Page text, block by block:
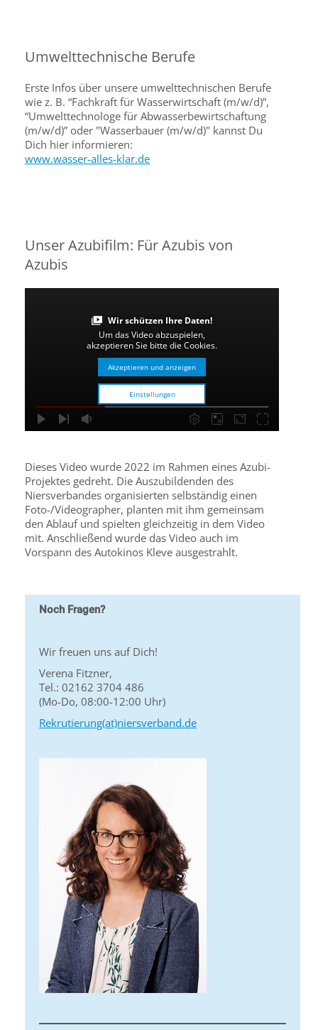
Umwelttechnische Berufe
Erste Infos über unsere umwelttechnischen Berufe
wie z. B. “Fachkraft für Wasserwirtschaft (m/w/d)”,
“Umwelttechnologe für Abwasserbewirtschaftung
(m/w/d)” oder "Wasserbauer (m/w/d)" kannst Du
Dich hier informieren:
www.wasser-alles-klar.de
Unser Azubifilm: Für Azubis von
Azubis
Wir schützen Ihre Daten!
Um das Video abzuspielen,
akzeptieren Sie bitte die Cookies.
Akzeptieren und anzeigen
Einstellungen
Dieses Video wurde 2022 im Rahmen eines Azubi-
Projektes gedreht. Die Auszubildenden des
Niersverbandes organisierten selbständig einen
Foto-/Videographer, planten mit ihm gemeinsam
den Ablauf und spielten gleichzeitig in dem Video
mit. Anschließend wurde das Video auch im
Vorspann des Autokinos Kleve ausgestrahlt.
Noch Fragen?
Wir freuen uns auf Dich!
Verena Fitzner,
Tel.: 02162 3704 486
(Mo-Do, 08:00-12:00 Uhr)
Rekrutierung(at)niersverband.de